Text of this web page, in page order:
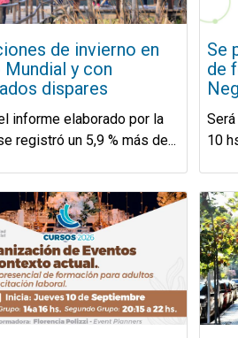
de invierno en
y con
dispares
informe elaborado por la
registró un 5,9 % más de...
Se
de
10